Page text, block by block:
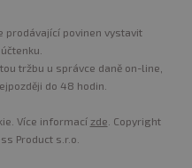
prodávající povinen vystavit
tržbu u správce daně on-line,
do 48 hodin.
Více informací zde . Copyright
Product s.r.o.